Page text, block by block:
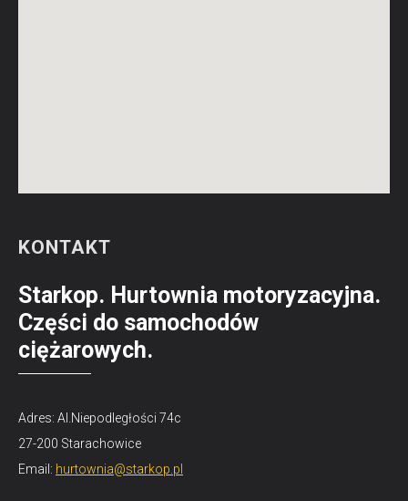
KONTAKT
Starkop. Hurtownia motoryzacyjna.
Części do samochodów
ciężarowych.
Adres: Al.Niepodległości 74c
27-200 Starachowice
Email: hurtownia@starkop.pl